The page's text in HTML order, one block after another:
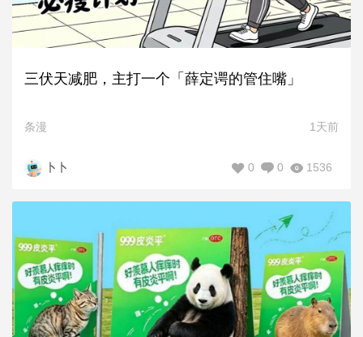
三伏天减肥，主打一个「薛定谔的管住嘴」
条漫 1天前
卜卜 1536
0
0